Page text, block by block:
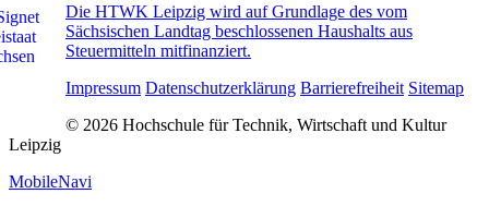
Die HTWK Leipzig wird auf Grundlage des vom
Sächsischen Landtag beschlossenen Haushalts aus
Steuermitteln mitfinanziert.
Impressum Datenschutzerklärung Barrierefreiheit Sitemap
© 2026 Hochschule für Technik, Wirtschaft und Kultur
Leipzig
MobileNavi